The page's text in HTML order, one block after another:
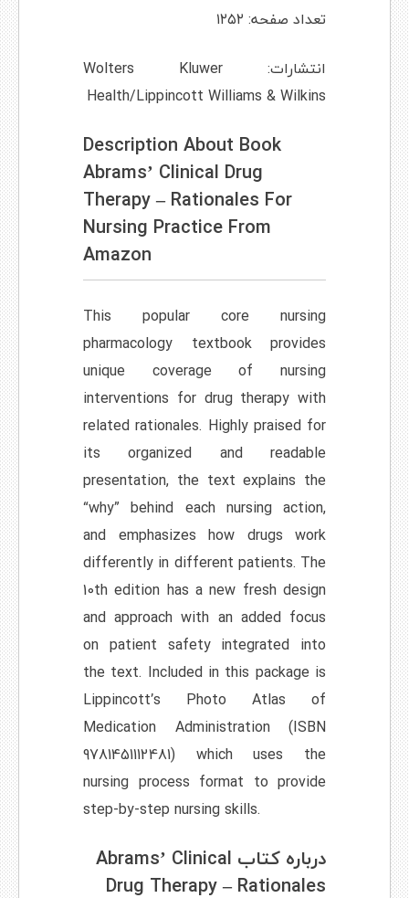
تعداد صفحه: ۱۲۵۲
انتشارات: Wolters Kluwer
Health/Lippincott Williams & Wilkins
Description About Book
Abrams’ Clinical Drug
Therapy – Rationales For
Nursing Practice From
Amazon
This popular core nursing
pharmacology textbook provides
unique coverage of nursing
interventions for drug therapy with
related rationales. Highly praised for
its organized and readable
presentation, the text explains the
“why” behind each nursing action,
and emphasizes how drugs work
differently in different patients. The
10th edition has a new fresh design
and approach with an added focus
on patient safety integrated into
the text. Included in this package is
Lippincott’s Photo Atlas of
Medication Administration (ISBN
9781451112481) which uses the
nursing process format to provide
step-by-step nursing skills.
درباره کتاب Abrams’ Clinical
Drug Therapy – Rationales